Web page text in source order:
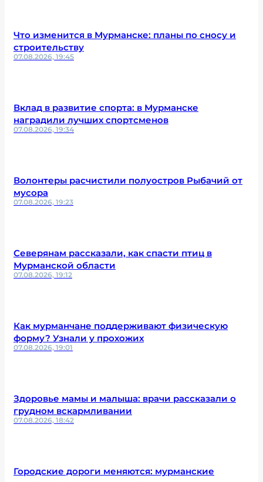
Что изменится в Мурманске: планы по сносу и
строительству
07.08.2026, 19:45
Вклад в развитие спорта: в Мурманске
наградили лучших спортсменов
07.08.2026, 19:34
Волонтеры расчистили полуостров Рыбачий от
мусора
07.08.2026, 19:23
Северянам рассказали, как спасти птиц в
Мурманской области
07.08.2026, 19:12
Как мурманчане поддерживают физическую
форму? Узнали у прохожих
07.08.2026, 19:01
Здоровье мамы и малыша: врачи рассказали о
грудном вскармливании
07.08.2026, 18:42
Городские дороги меняются: мурманские